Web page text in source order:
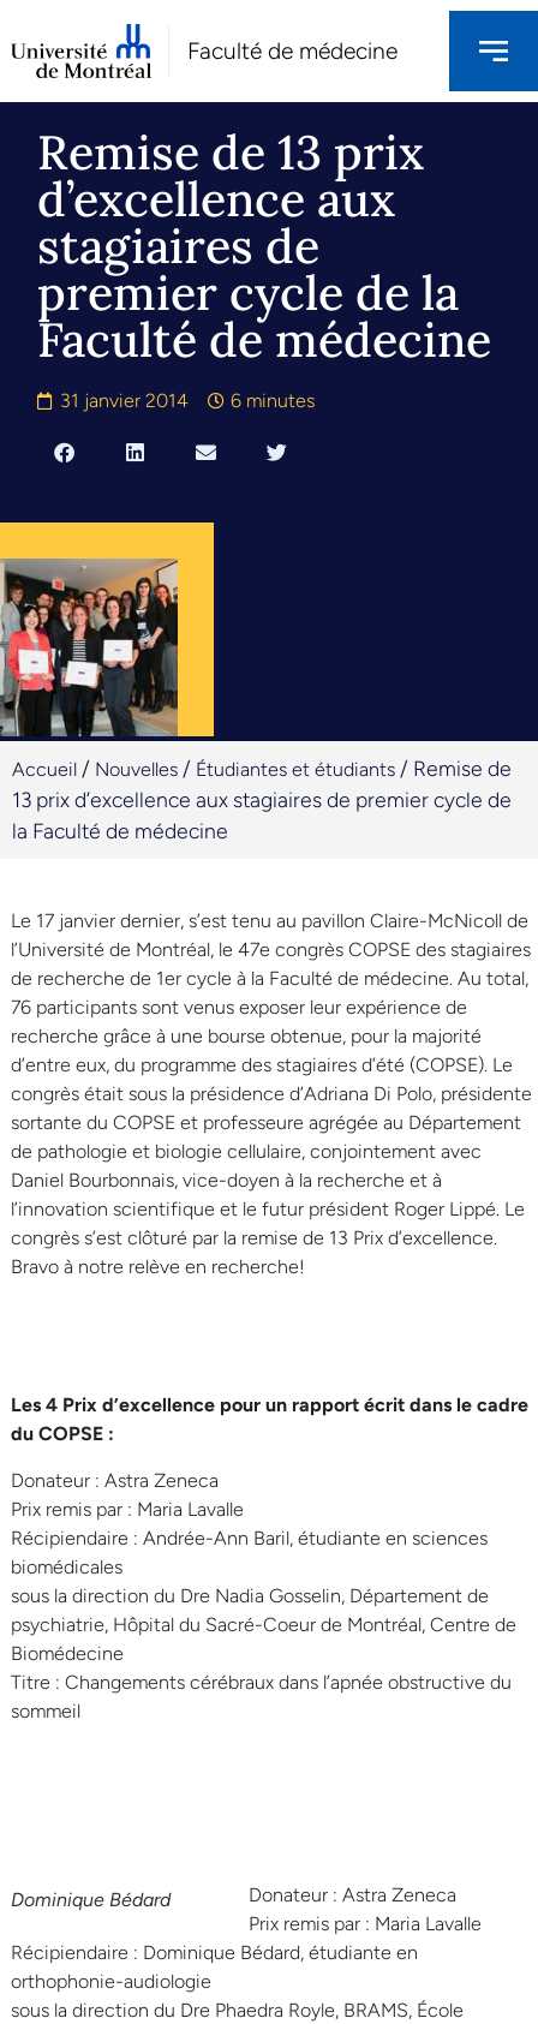
Faculté de médecine
Remise de 13 prix
d’excellence aux
stagiaires de
premier cycle de la
Faculté de médecine
31 janvier 2014 6 minutes
Accueil / Nouvelles / Étudiantes et étudiants / Remise de
13 prix d’excellence aux stagiaires de premier cycle de
la Faculté de médecine
Le 17 janvier dernier, s’est tenu au pavillon Claire-McNicoll de
l’Université de Montréal, le 47e congrès COPSE des stagiaires
de recherche de 1er cycle à la Faculté de médecine. Au total,
76 participants sont venus exposer leur expérience de
recherche grâce à une bourse obtenue, pour la majorité
d’entre eux, du programme des stagiaires d’été (COPSE). Le
congrès était sous la présidence d’Adriana Di Polo, présidente
sortante du COPSE et professeure agrégée au Département
de pathologie et biologie cellulaire, conjointement avec
Daniel Bourbonnais, vice-doyen à la recherche et à
l’innovation scientifique et le futur président Roger Lippé. Le
congrès s’est clôturé par la remise de 13 Prix d’excellence.
Bravo à notre relève en recherche!
Les 4 Prix d’excellence pour un rapport écrit dans le cadre
du COPSE :
Donateur : Astra Zeneca
Prix remis par : Maria Lavalle
Récipiendaire : Andrée-Ann Baril, étudiante en sciences
biomédicales
sous la direction du Dre Nadia Gosselin, Département de
psychiatrie, Hôpital du Sacré-Coeur de Montréal, Centre de
Biomédecine
Titre : Changements cérébraux dans l’apnée obstructive du
sommeil
Dominique Bédard
Donateur : Astra Zeneca
Prix remis par : Maria Lavalle
Récipiendaire : Dominique Bédard, étudiante en
orthophonie-audiologie
sous la direction du Dre Phaedra Royle, BRAMS, École